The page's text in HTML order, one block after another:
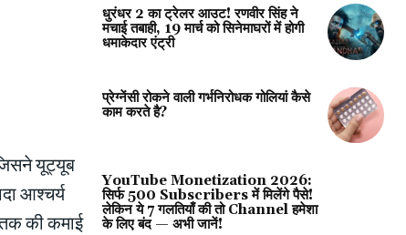
यूट्यूब
आश्चर्य
तक की कमाई
धुरंधर 2 का ट्रेलर आउट! रणवीर सिंह ने
मचाई तबाही, 19 मार्च को सिनेमाघरों में होगी
धमाकेदार एंट्री
प्रेग्‍नेंसी रोकने वाली गर्भनिरोधक गोलियां कैसे
काम करते है?
YouTube Monetization 2026:
सिर्फ 500 Subscribers में मिलेंगे पैसे!
लेकिन ये 7 गलतियाँ की तो Channel हमेशा
के लिए बंद — अभी जानें!